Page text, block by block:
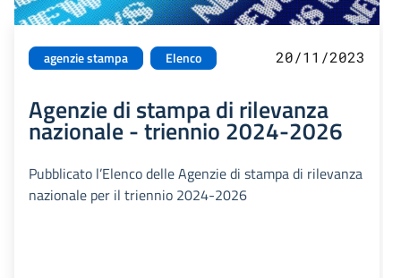
agenzie stampa Elenco 20/11/2023
Agenzie di stampa di rilevanza
nazionale - triennio 2024-2026
Pubblicato l’Elenco delle Agenzie di stampa di rilevanza
nazionale per il triennio 2024-2026